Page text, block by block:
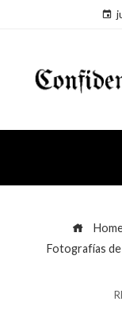
Fotografías de